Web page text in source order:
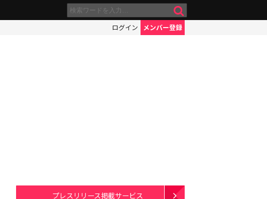
ログイン メンバー登録
プレスリリース掲載サービス